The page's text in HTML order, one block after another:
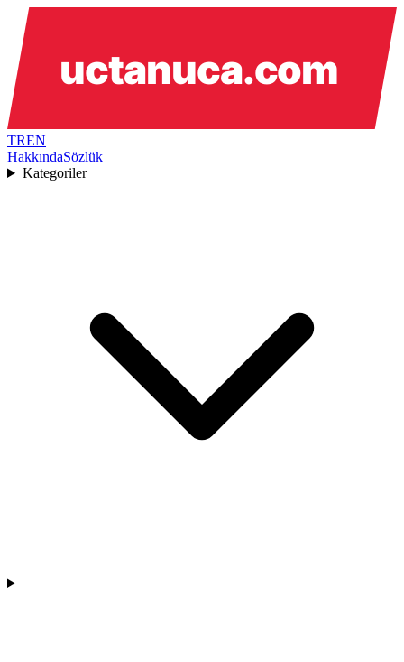
TREN
HakkındaSözlük
Kategoriler